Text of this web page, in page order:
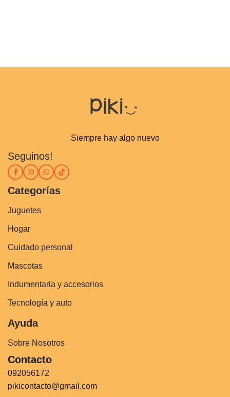
Siempre hay algo nuevo
Seguinos!
Categorías
Juguetes
Hogar
Cuidado personal
Mascotas
Indumentaria y accesorios
Tecnología y auto
Ayuda
Sobre Nosotros
Contacto
092056172
pikicontacto@gmail.com